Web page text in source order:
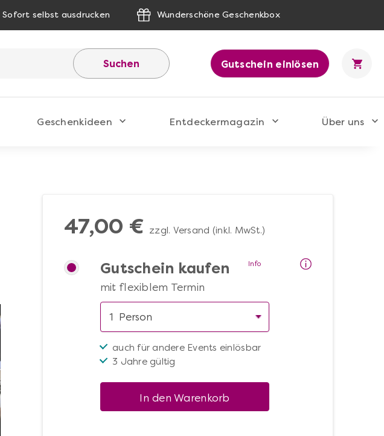
Sofort selbst ausdrucken Wunderschöne Geschenkbox
Suchen Gutschein einlösen
Geschenkideen Entdeckermagazin Über uns
47,00 € zzgl. Versand (inkl. MwSt.)
Gutschein kaufen
mit flexiblem Termin
auch für andere Events einlösbar
3 Jahre gültig
In den Warenkorb
Info